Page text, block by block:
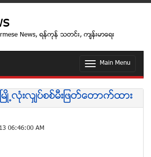
News, ရန္ကုန္ သတင္း, က်န္းမာေရး
T
g
l
e
Main Menu
ၿမဳိ႕လုံးလွ်ပ္စစ္မီးျဖတ္ေတာက္ထား
06:46:00 AM